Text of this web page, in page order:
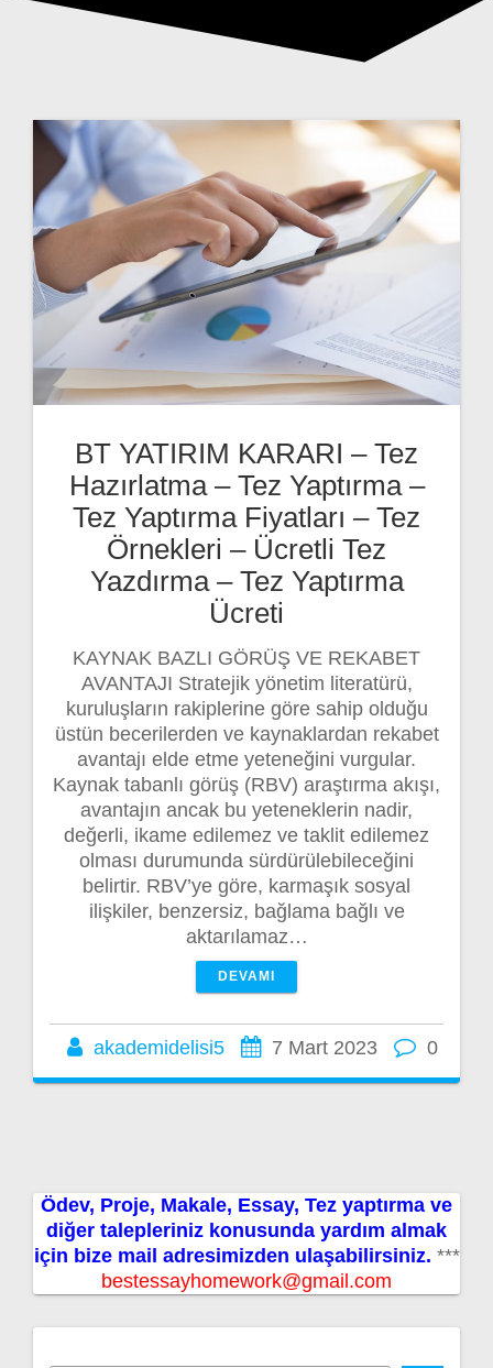
BT YATIRIM KARARI – Tez
Hazırlatma – Tez Yaptırma –
Tez Yaptırma Fiyatları – Tez
Örnekleri – Ücretli Tez
Yazdırma – Tez Yaptırma
Ücreti
KAYNAK BAZLI GÖRÜŞ VE REKABET
AVANTAJI Stratejik yönetim literatürü,
kuruluşların rakiplerine göre sahip olduğu
üstün becerilerden ve kaynaklardan rekabet
avantajı elde etme yeteneğini vurgular.
Kaynak tabanlı görüş (RBV) araştırma akışı,
avantajın ancak bu yeteneklerin nadir,
değerli, ikame edilemez ve taklit edilemez
olması durumunda sürdürülebileceğini
belirtir. RBV’ye göre, karmaşık sosyal
ilişkiler, benzersiz, bağlama bağlı ve
aktarılamaz…
DEVAMI
akademidelisi5 7 Mart 2023 0
Ödev, Proje, Makale, Essay, Tez yaptırma ve
diğer talepleriniz konusunda yardım almak
için bize mail adresimizden ulaşabilirsiniz. ***
bestessayhomework@gmail.com